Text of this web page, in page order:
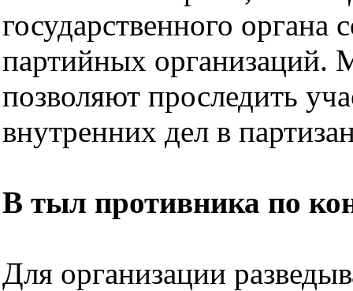
государственного органа
партийных организаций.
позволяют проследить
внутренних дел в
В тыл противника по
Для организации